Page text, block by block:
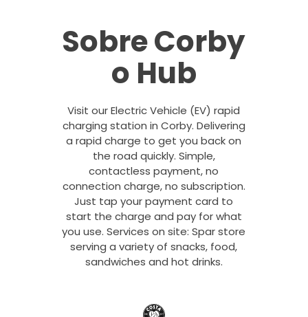
Sobre Corby
o Hub
Visit our Electric Vehicle (EV) rapid
charging station in Corby. Delivering
a rapid charge to get you back on
the road quickly. Simple,
contactless payment, no
connection charge, no subscription.
Just tap your payment card to
start the charge and pay for what
you use. Services on site: Spar store
serving a variety of snacks, food,
sandwiches and hot drinks.